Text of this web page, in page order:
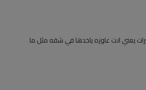
يعني انت عاوزه ياخدها في شقه مثل ما